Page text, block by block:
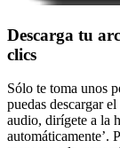
Descarga tu
clics
Sólo te toma unos
puedas descargar
audio, dirígete a la
automáticamente’.